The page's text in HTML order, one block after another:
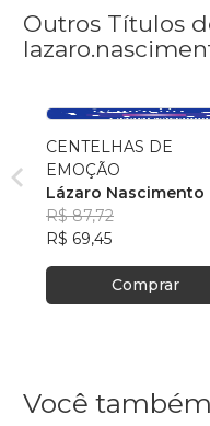
Outros Títulos
CENTELHAS DE
EMOÇÃO
Lázaro Nascimento
R$ 87,72
R$ 69,45
Comprar
Você